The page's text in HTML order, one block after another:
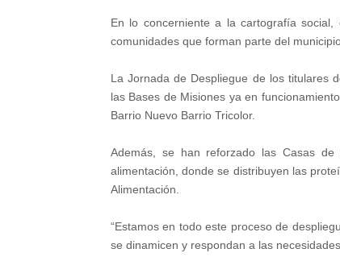
En lo concerniente a la cartografía
comunidades que forman parte del
La Jornada de Despliegue de los titulares
las Bases de Misiones ya en
Barrio Nuevo Barrio Tricolor.
Además, se han reforzado las Casas
alimentación, donde se distribuyen las
Alimentación.
“Estamos en todo este proceso de
se dinamicen y respondan a las